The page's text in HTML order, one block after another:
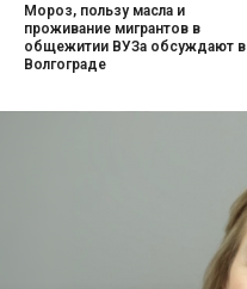
Мороз, пользу масла и
проживание мигрантов в
общежитии ВУЗа обсуждают в
Волгограде